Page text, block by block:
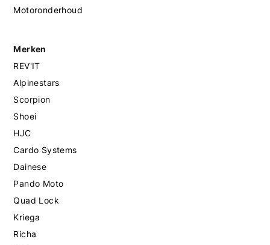
Motoronderhoud
Merken
REV'IT
Alpinestars
Scorpion
Shoei
HJC
Cardo Systems
Dainese
Pando Moto
Quad Lock
Kriega
Richa